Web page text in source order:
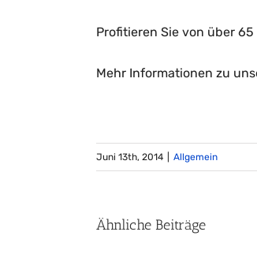
Profitieren Sie von über
Mehr Informationen zu
Juni 13th, 2014 Allgemein
Ähnliche Beiträge